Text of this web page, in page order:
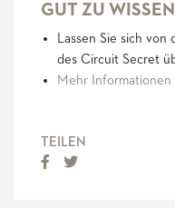
GUT ZU WISSEN
Lassen Sie sich von
des Circuit Secret
Mehr Informationen
TEILEN